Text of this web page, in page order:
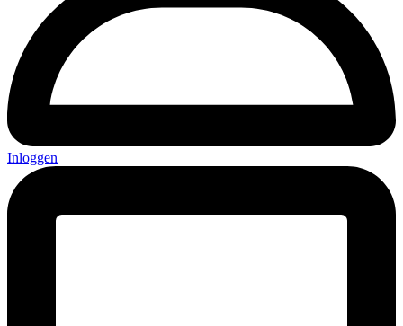
Inloggen